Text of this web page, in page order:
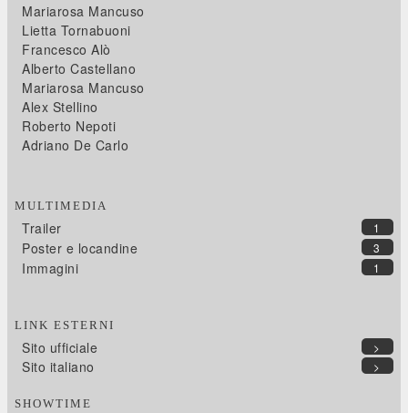
Mariarosa Mancuso
Lietta Tornabuoni
Francesco Alò
Alberto Castellano
Mariarosa Mancuso
Alex Stellino
Roberto Nepoti
Adriano De Carlo
MULTIMEDIA
1
Trailer
3
Poster e locandine
1
Immagini
LINK ESTERNI
>
Sito ufficiale
>
Sito italiano
SHOWTIME